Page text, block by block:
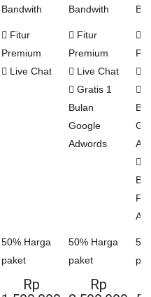
Bandwith
Bandwith
Fitur
Premium
Live Chat
Fitur
Premium
Live Chat
Gratis 1
Bulan
Google
Adwords
50% Harga
paket
50% Harga
paket
Rp
Rp